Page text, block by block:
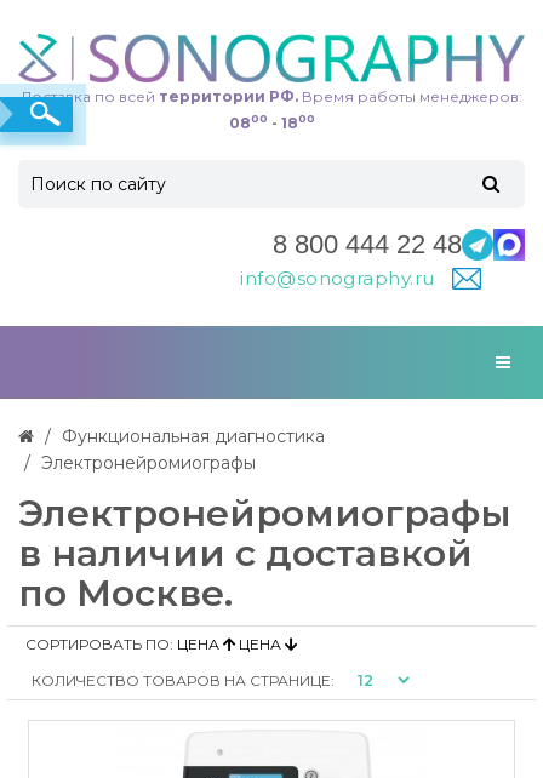
Доставка по всей территории РФ. Время работы менеджеров:
0800 - 1800
8 800 444 22 48
info@sonography.ru
Функциональная диагностика
Электронейромиографы
Электронейромиографы
в наличии с доставкой
по Москве.
СОРТИРОВАТЬ ПО: ЦЕНА
ЦЕНА
КОЛИЧЕСТВО ТОВАРОВ НА СТРАНИЦЕ: